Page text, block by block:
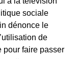
sociale
dénonce le
de
pour faire passer